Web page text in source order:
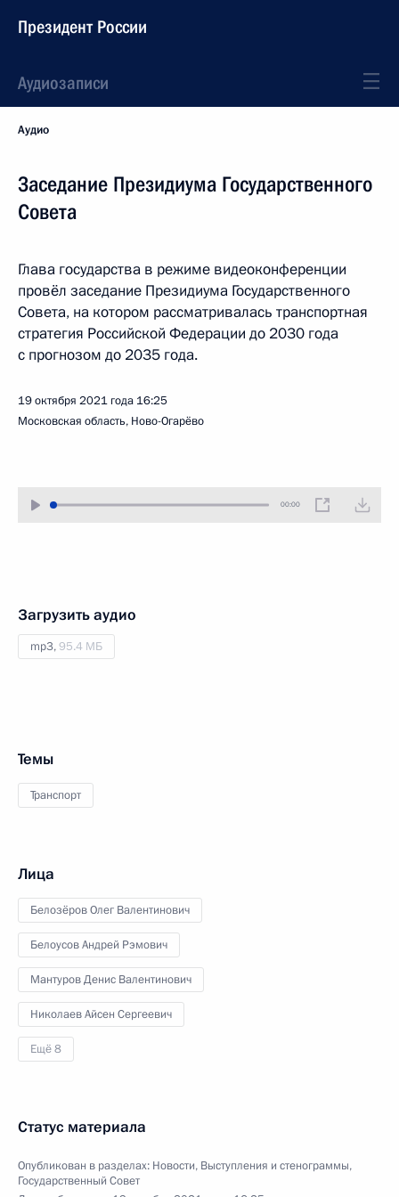
Президент России
Аудиозаписи
Аудио
Заседание Президиума Государственного
Совета
Глава государства в режиме видеоконференции
провёл заседание Президиума Государственного
Совета, на котором рассматривалась транспортная
стратегия Российской Федерации до 2030 года
с прогнозом до 2035 года.
19 октября 2021 года 16:25
Московская область, Ново-Огарёво
00:00
Загрузить аудио
mp3,95.4 МБ
Темы
Транспорт
Лица
Белозёров Олег Валентинович
Белоусов Андрей Рэмович
Мантуров Денис Валентинович
Николаев Айсен Сергеевич
Ещё 8
Статус материала
Опубликован в разделах: Новости, Выступления и стенограммы,
Государственный Совет